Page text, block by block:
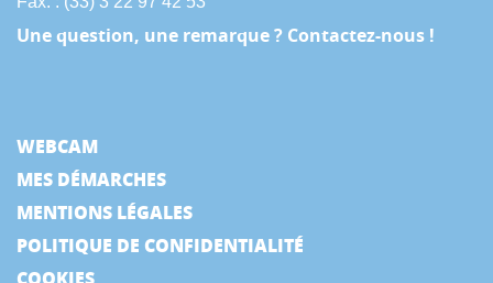
Une question, une remarque ? Contactez-nous !
WEBCAM
MES DÉMARCHES
MENTIONS LÉGALES
POLITIQUE DE CONFIDENTIALITÉ
COOKIES